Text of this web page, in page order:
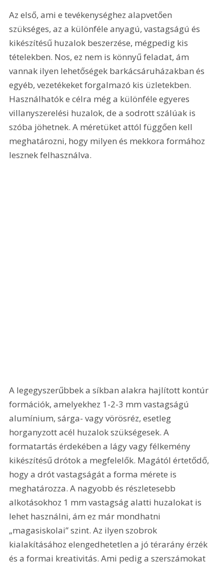
Az első, ami e tevékenységhez alapvetően
szükséges, az a különféle anyagú, vastagságú és
kikészítésű huzalok beszerzése, mégpedig kis
tételekben. Nos, ez nem is könnyű feladat, ám
vannak ilyen lehetőségek barkácsáruházakban és
egyéb, vezetékeket forgalmazó kis üzletekben.
Használhatók e célra még a különféle egyeres
villanyszerelési huzalok, de a sodrott szálúak is
szóba jöhetnek. A méretüket attól függően kell
meghatározni, hogy milyen és mekkora formához
lesznek felhasználva.
A legegyszerűbbek a síkban alakra hajlított kontúr
formációk, amelyekhez 1-2-3 mm vastagságú
alumínium, sárga- vagy vörösréz, esetleg
horganyzott acél huzalok szükségesek. A
formatartás érdekében a lágy vagy félkemény
kikészítésű drótok a megfelelők. Magától értetődő,
hogy a drót vastagságát a forma mérete is
meghatározza. A nagyobb és részletesebb
alkotásokhoz 1 mm vastagság alatti huzalokat is
lehet használni, ám ez már mondhatni
„magasiskolai” szint. Az ilyen szobrok
kialakításához elengedhetetlen a jó térarány érzék
és a formai kreativitás. Ami pedig a szerszámokat